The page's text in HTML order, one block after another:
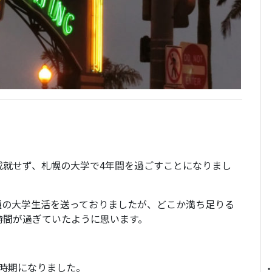
せず、札幌の大学で4年間を過ごすことになりまし
大学生活を送っておりましたが、どこか満ち足りる
が過ぎていたように思います。
になりました。